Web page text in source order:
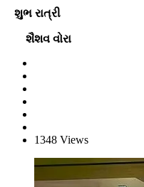
શુભ રાત્રી
શૈશવ વોરા
1348 Views